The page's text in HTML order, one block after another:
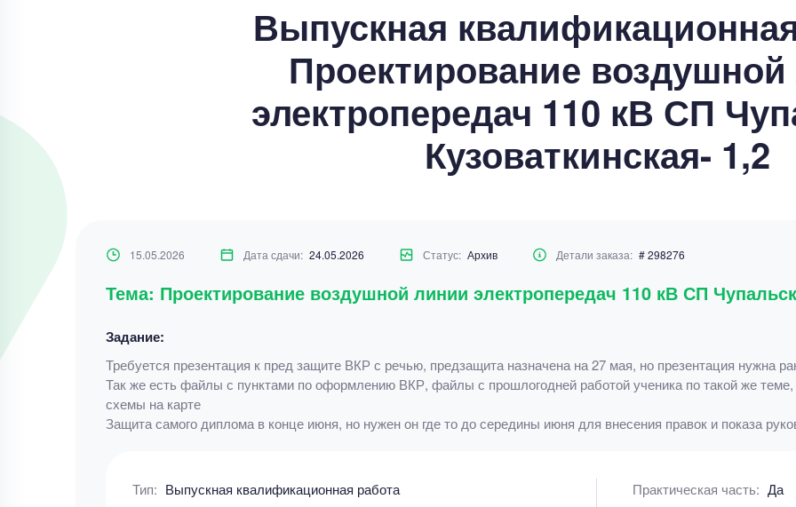
Выпускная
Проектирование
электропередач 110 кВ СП
Кузоваткинская- 1,2
15.05.2026 Дата сдачи: 24.05.2026 Статус: Архив Детали заказа: # 298276
Тема: Проектирование воздушной линии электропередач 110 кВ СП
Задание:
Требуется презентация к пред защите ВКР с речью, предзащита назначена на 27 мая, но презентация нужна
Так же есть файлы с пунктами по оформлению ВКР, файлы с прошлогодней работой ученика по такой же
схемы на карте
Защита самого диплома в конце июня, но нужен он где то до середины июня для внесения правок и показа
Тип: Выпускная квалификационная работа
Практическая часть: Да